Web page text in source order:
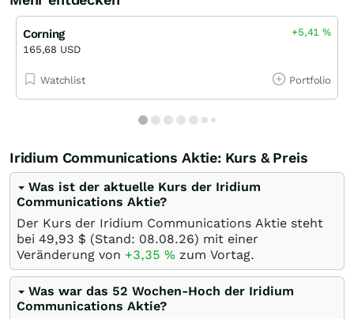
Corning
165,68 USD
+5,41%
Watchlist Portfolio
Iridium Communications Aktie: Kurs & Preis
Was ist der aktuelle Kurs der Iridium
Communications Aktie?
Der Kurs der Iridium Communications Aktie steht
bei 49,93 $ (Stand: 08.08.26) mit einer
Veränderung von +3,35 % zum Vortag.
Was war das 52 Wochen-Hoch der Iridium
Communications Aktie?